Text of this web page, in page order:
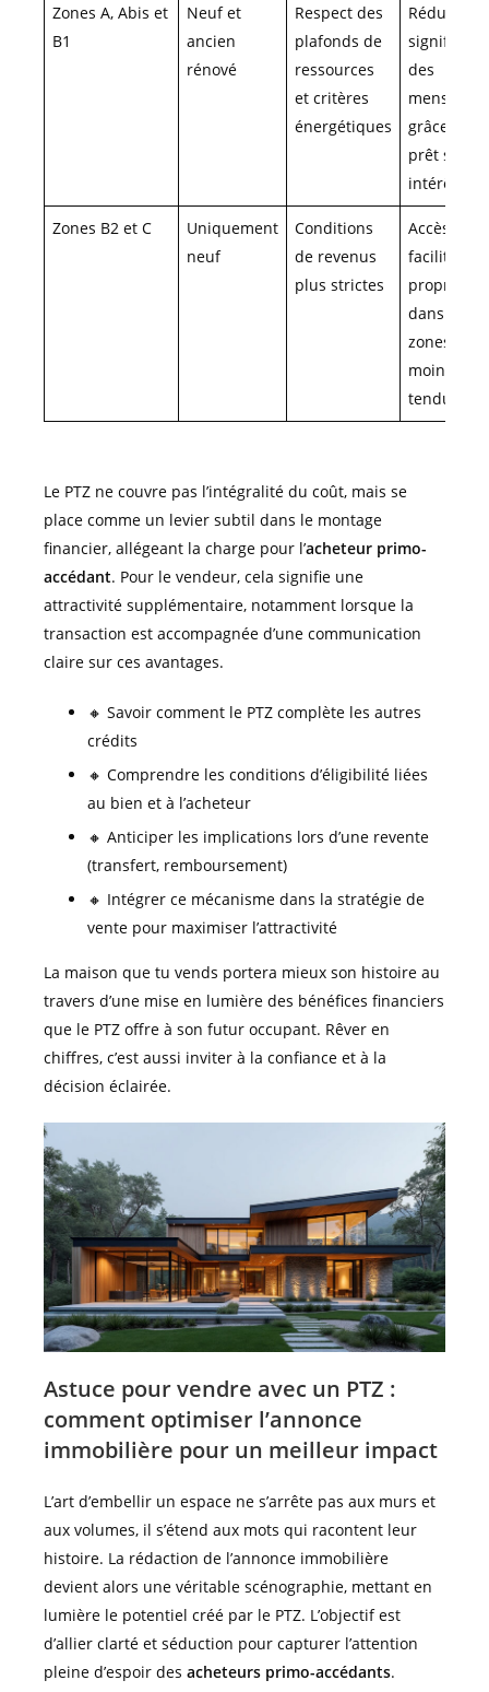
Zones A, Abis et
B1
Neuf et
ancien
rénové
Respect des
plafonds de
ressources
et critères
énergétiques
Réduction
des
grâce au
prêt sans
intérêt
Zones B2 et C
Uniquement
neuf
Conditions
de revenus
plus strictes
Accès
facilité à la
propriété
dans des
zones
moins
tendues
Le PTZ ne couvre pas l’intégralité du coût, mais se
place comme un levier subtil dans le montage
financier, allégeant la charge pour l’acheteur primo-
accédant. Pour le vendeur, cela signifie une
attractivité supplémentaire, notamment lorsque la
transaction est accompagnée d’une communication
claire sur ces avantages.
🔸 Savoir comment le PTZ complète les autres
crédits
🔸 Comprendre les conditions d’éligibilité liées
au bien et à l’acheteur
🔸 Anticiper les implications lors d’une revente
(transfert, remboursement)
🔸 Intégrer ce mécanisme dans la stratégie de
vente pour maximiser l’attractivité
La maison que tu vends portera mieux son histoire au
travers d’une mise en lumière des bénéfices financiers
que le PTZ offre à son futur occupant. Rêver en
chiffres, c’est aussi inviter à la confiance et à la
décision éclairée.
Astuce pour vendre avec un PTZ :
comment optimiser l’annonce
immobilière pour un meilleur impact
L’art d’embellir un espace ne s’arrête pas aux murs et
aux volumes, il s’étend aux mots qui racontent leur
histoire. La rédaction de l’annonce immobilière
devient alors une véritable scénographie, mettant en
lumière le potentiel créé par le PTZ. L’objectif est
d’allier clarté et séduction pour capturer l’attention
pleine d’espoir des acheteurs primo-accédants.